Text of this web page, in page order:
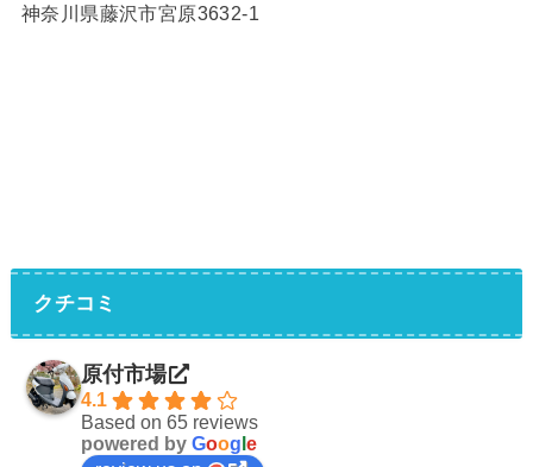
神奈川県藤沢市宮原3632-1
クチコミ
原付市場
4.1
Based on 65 reviews
powered by Goog e